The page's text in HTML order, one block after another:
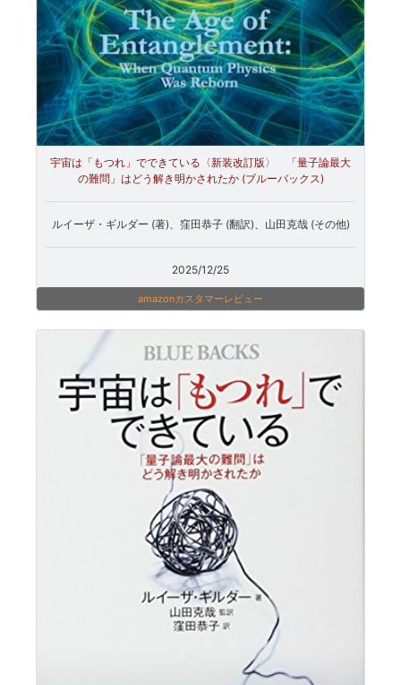
宇宙は「もつれ」でできている〈新装改訂版〉 「量子論最大
の難問」はどう解き明かされたか (ブルーバックス)
ルイーザ・ギルダー (著)、窪田恭子 (翻訳)、山田克哉 (その他)
2025/12/25
amazonカスタマーレビュー